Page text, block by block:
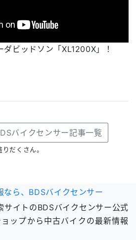
ビッドソン「XL1200X」！
バイクセンサー記事一覧
だくさん。
なら、BDSバイクセンサー
サイトのBDSバイクセンサー公式
ップから中古バイクの最新情報